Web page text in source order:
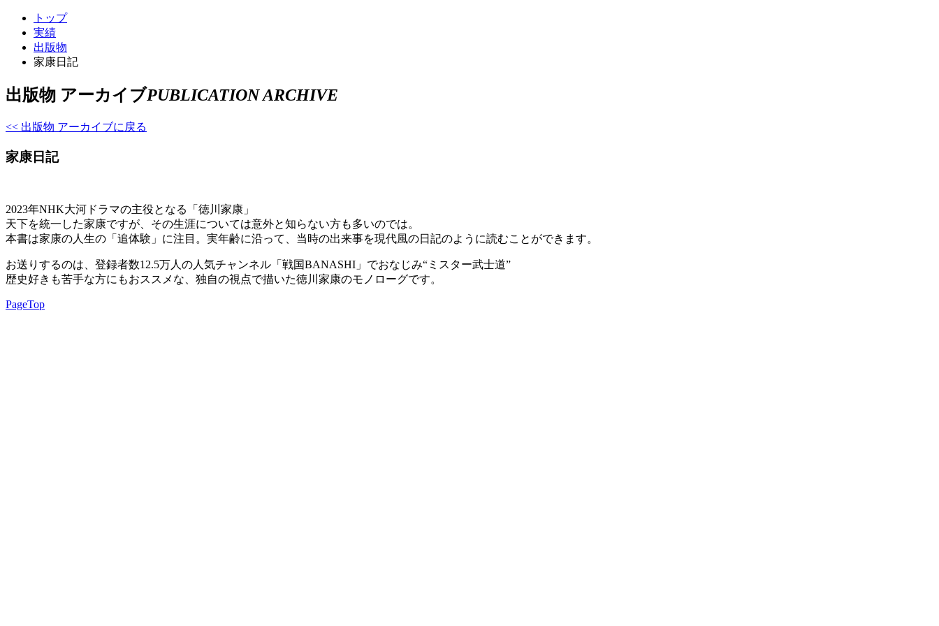
トップ
実績
出版物
家康日記
出版物 アーカイブPUBLICATION ARCHIVE
<< 出版物 アーカイブに戻る
家康日記
2023年NHK大河ドラマの主役となる「徳川家康」
天下を統一した家康ですが、その生涯については意外と知らない方も多いのでは。
本書は家康の人生の「追体験」に注目。実年齢に沿って、当時の出来事を現代風の日記のように読むことができます。
お送りするのは、登録者数12.5万人の人気チャンネル「戦国BANASHI」でおなじみ“ミスター武士道”
歴史好きも苦手な方にもおススメな、独自の視点で描いた徳川家康のモノローグです。
PageTop